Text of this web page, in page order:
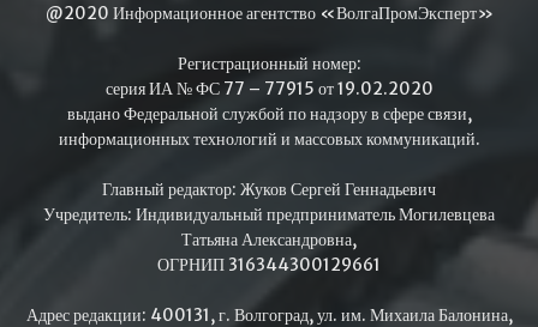
@2020 Информационное агентство «ВолгаПромЭксперт»
Регистрационный номер:
серия ИА № ФС 77 – 77915 от 19.02.2020
выдано Федеральной службой по надзору в сфере связи,
информационных технологий и массовых коммуникаций.
Главный редактор: Жуков Сергей Геннадьевич
Учредитель: Индивидуальный предприниматель Могилевцева
Татьяна Александровна,
ОГРНИП 316344300129661
Адрес редакции: 400131, г. Волгоград, ул. им. Михаила Балонина,